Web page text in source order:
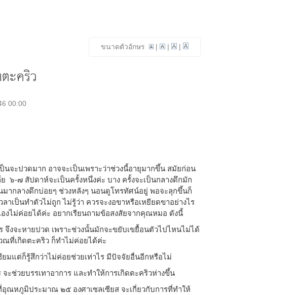
ขนาดตัวอักษร | | |
ะคริว
00:00
นจะปวดมาก อาจจะเป็นเพราะว่าช่วงนี้อายุมากขึ้น สมัยก่อน
๖-๗ สัปดาห์จะเป็นครั้งหนึ่งค่ะ บาง ครั้งจะเป็นกลางดึกมัก
ากลางดึกบ่อยๆ ช่วงหลังๆ นอนดูโทรทัศน์อยู่ พอจะลุกขึ้นก็
าเป็นทำตัวไม่ถูก ไม่รู้ว่า ควรจะงอขาหรือเหยียดขาอย่างไร
งไม่ค่อยได้ค่ะ อยากเรียนถามข้อสงสัยจากคุณหมอ ดังนี้
จึงจะหายปวด เพราะช่วงนั้นมักจะขยับเขยื้อนตัวไปไหนไม่ได้
ณที่เกิดตะคริว ก็ทำไม่ค่อยได้ค่ะ
มแต่ก็รู้สึกว่าไม่ค่อยช่วยเท่าไร มีปัจจัยอื่นอีกหรือไม่
ะช่วยบรรเทาอาการ และทำให้การเกิดตะคริวห่างขึ้น
ณหภูมิประมาณ ๒๕ องศาเซลเซียส จะเกี่ยวกับการที่ทำให้